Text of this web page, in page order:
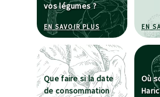
vos légumes ?
EN SAVOIR PLUSÀ PROPOS DEEN
Que faire si la date
de consommation
Où